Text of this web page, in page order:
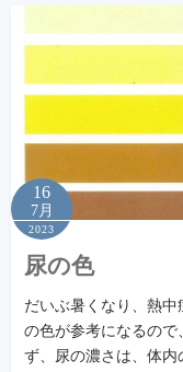
16
7月
2023
尿の色
だいぶ暑くなり、熱
の色が参考になるので
ず、尿の濃さは、体